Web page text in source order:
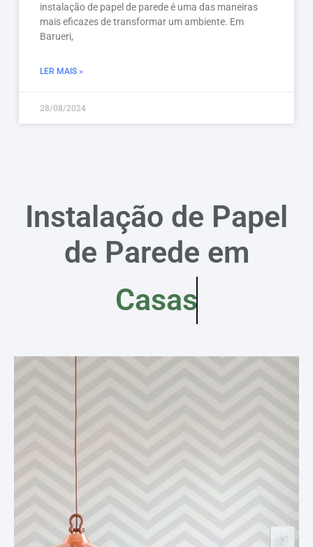
instalação de papel de parede é uma das maneiras
mais eficazes de transformar um ambiente. Em
Barueri,
LER MAIS »
28/08/2024
Instalação de Papel
de Parede em
Casas